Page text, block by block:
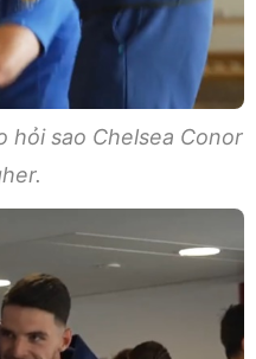
hỏi sao Chelsea Conor